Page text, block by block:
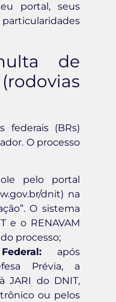
portal, seus
de
federais (BRs)
O processo
pelo portal
dnit) na
O sistema
e o RENAVAM
processo;
após
Prévia, a
JARI do DNIT,
ou pelos